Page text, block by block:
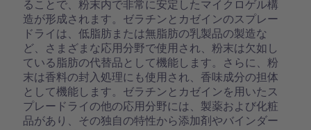
ることで、粉末内で非常に安定したマイクロゲル構
造が形成されます。ゼラチンとカゼインのスプレー
ドライは、低脂肪または無脂肪の乳製品の製造な
ど、さまざまな応用分野で使用され、粉末は欠如し
ている脂肪の代替品として機能します。さらに、粉
末は香料の封入処理にも使用され、香味成分の担体
として機能します。ゼラチンとカゼインを用いたス
プレードライの他の応用分野には、製薬および化粧
品があり、その独自の特性から添加剤やバインダー